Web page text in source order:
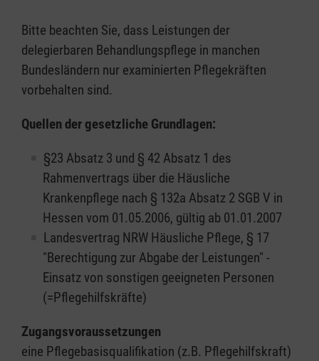
Bitte beachten Sie, dass Leistungen der
delegierbaren Behandlungspflege in manchen
Bundesländern nur examinierten Pflegekräften
vorbehalten sind.
Quellen der gesetzliche Grundlagen:
§23 Absatz 3 und § 42 Absatz 1 des
Rahmenvertrags über die Häusliche
Krankenpflege nach § 132a Absatz 2 SGB V in
Hessen vom 01.05.2006, gültig ab 01.01.2007
Landesvertrag NRW Häusliche Pflege, § 17
"Berechtigung zur Abgabe der Leistungen" -
Einsatz von sonstigen geeigneten Personen
(=Pflegehilfskräfte)
Zugangsvoraussetzungen
eine Pflegebasisqualifikation (z.B. Pflegehilfskraft)